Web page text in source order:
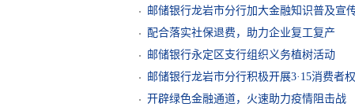
邮储银行龙岩市分行加大金融知识普及宣
配合落实社保退费，助力企业复工复产
邮储银行永定区支行组织义务植树活动
邮储银行龙岩市分行积极开展3·15消费者
开辟绿色金融通道，火速助力疫情阻击战